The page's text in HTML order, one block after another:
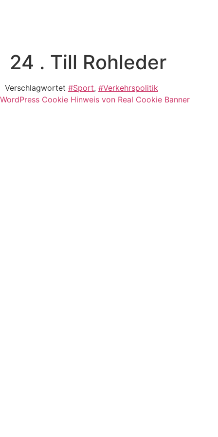
24 . Till Rohleder
Verschlagwortet #Sport, #Verkehrspolitik
WordPress Cookie Hinweis von Real Cookie Banner